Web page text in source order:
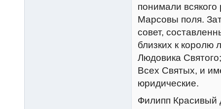
понимали
Марсовы поля.
совет,
близких к королю
Людовика
Всех Святых, и
юридические.
Филипп Красивый